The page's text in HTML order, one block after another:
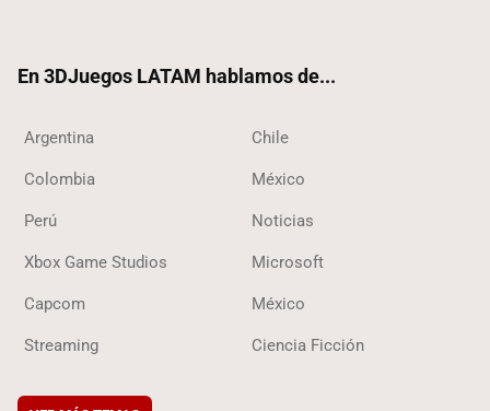
En 3DJuegos LATAM hablamos de...
Argentina Chile
Colombia México
Perú Noticias
Xbox Game Studios Microsoft
Capcom México
Streaming Ciencia Ficción